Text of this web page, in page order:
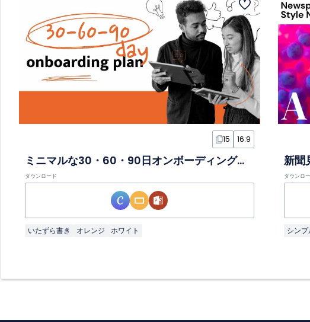
15 16:9
ミニマルな30・60・90日オンボーディングプランスライド
ダウンロード
いたずら書き オレンジ ホワイト
新聞
ダウンロ
シンプ